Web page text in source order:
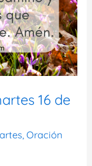
16 de
,Oración